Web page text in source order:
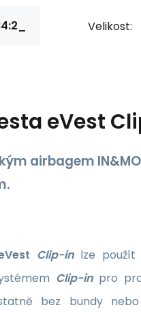
Velikost:
eVest
airbagem
Clip-inlze použít
Clip-inpro
bez bundy